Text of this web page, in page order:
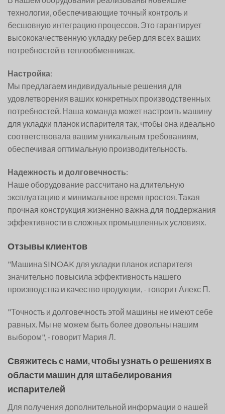
технологии, обеспечивающие точный контроль и
бесшовную интеграцию процессов. Это гарантирует
высококачественную укладку ребер для всех ваших
потребностей в теплообменниках.
Настройка:
Мы предлагаем индивидуальные решения для
удовлетворения ваших конкретных производственных
потребностей. Наша команда может настроить машину
для укладки планок испарителя так, чтобы она идеально
соответствовала вашим уникальным требованиям,
обеспечивая оптимальную производительность.
Надежность и долговечность:
Наше оборудование рассчитано на длительную
эксплуатацию и минимальное время простоя. Такая
прочная конструкция жизненно важна для поддержания
эффективности в сложных промышленных условиях.
Отзывы клиентов
"Машина SINOAK для укладки планок испарителя
значительно повысила эффективность нашего
производства и качество продукции, - говорит Алекс П.
"Точность и долговечность этой машины не имеют себе
равных. Мы не можем быть более довольны нашим
выбором", - говорит Мария Л.
Свяжитесь с нами, чтобы узнать о решениях в
области машин для штабелирования
испарителей
Для получения дополнительной информации о нашей